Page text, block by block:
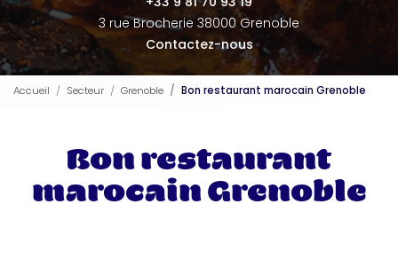
3 rue Brocherie 38000 Grenoble
Contactez-nous
Accueil Secteur Grenoble Bon restaurant marocain Grenoble
Bon restaurant
marocain Grenoble